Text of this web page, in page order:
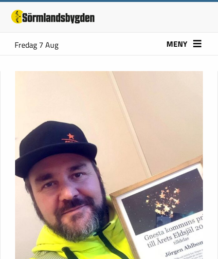
Fredag 7 Aug MENY